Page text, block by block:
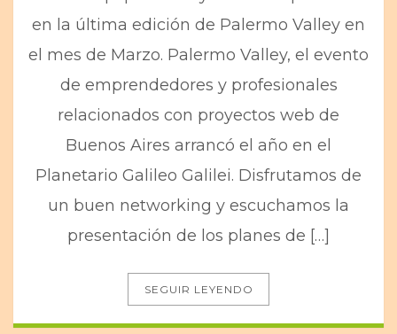
en la última edición de Palermo Valley en
el mes de Marzo. Palermo Valley, el evento
de emprendedores y profesionales
relacionados con proyectos web de
Buenos Aires arrancó el año en el
Planetario Galileo Galilei. Disfrutamos de
un buen networking y escuchamos la
presentación de los planes de […]
SEGUIR LEYENDO